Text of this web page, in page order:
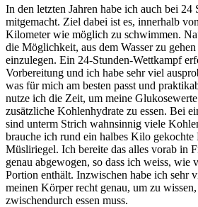
In den letzten Jahren habe ich auch bei 24
mitgemacht. Ziel dabei ist es, innerhalb
Kilometer wie möglich zu schwimmen.
die Möglichkeit, aus dem Wasser zu gehen
einzulegen. Ein 24-Stunden-Wettkampf
Vorbereitung und ich habe sehr viel
was für mich am besten passt und
nutze ich die Zeit, um meine
zusätzliche Kohlenhydrate zu essen. Bei
sind unterm Strich wahnsinnig viele
brauche ich rund ein halbes Kilo gekochte
Müsliriegel. Ich bereite das alles vorab in
genau abgewogen, so dass ich weiss, wie
Portion enthält. Inzwischen habe ich sehr
meinen Körper recht genau, um zu
zwischendurch essen muss.